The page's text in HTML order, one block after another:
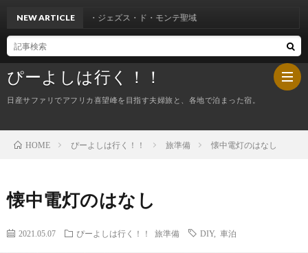
ぴーよしは行く！！
日産サファリでアフリカ喜望峰を目指す夫婦旅と、各地で泊まった宿。
NEW ARTICLE
ボン・ジェズス・ド・モンテ聖域
HOME ぴーよしは行く！！ 旅準備 懐中電灯のはなし
懐中電灯のはなし
2021.05.07 ぴーよしは行く！！ 旅準備 DIY, 車泊